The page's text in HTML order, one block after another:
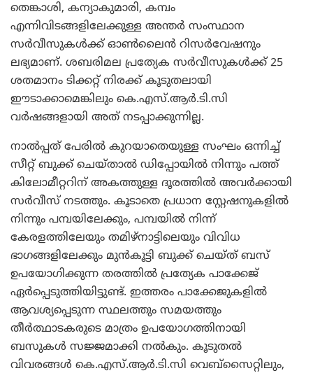
തെങ്കാശി, കന്യാകുമാരി, കമ്പം
എന്നിവിടങ്ങളിലേക്കുള്ള അന്തര്‍ സംസ്ഥാന
സര്‍വീസുകള്‍ക്ക് ഓണ്‍ലൈന്‍ റിസര്‍വേഷനും
ലഭ്യമാണ്. ശബരിമല പ്രത്യേക സര്‍വീസുകള്‍ക്ക് 25
ശതമാനം ടിക്കറ്റ് നിരക്ക് കൂടുതലായി
ഈടാക്കാമെങ്കിലും കെ.എസ്.ആര്‍.ടി.സി
വര്‍ഷങ്ങളായി അത് നടപ്പാക്കുന്നില്ല.
നാല്‍പ്പത് പേരില്‍ കുറയാതെയുള്ള സംഘം ഒന്നിച്ച്
സീറ്റ് ബുക്ക് ചെയ്താല്‍ ഡിപ്പോയില്‍ നിന്നും പത്ത്
കിലോമീറ്ററിന് അകത്തുള്ള ദൂരത്തില്‍ അവര്‍ക്കായി
സര്‍വീസ് നടത്തും. കൂടാതെ പ്രധാന സ്റ്റേഷനുകളില്‍
നിന്നും പമ്പയിലേക്കും, പമ്പയില്‍ നിന്ന്
കേരളത്തിലേയും തമിഴ്‌നാട്ടിലെയും വിവിധ
ഭാഗങ്ങളിലേക്കും മുന്‍കൂട്ടി ബുക്ക് ചെയ്ത് ബസ്
ഉപയോഗിക്കുന്ന തരത്തില്‍ പ്രത്യേക പാക്കേജ്
ഏര്‍പ്പെടുത്തിയിട്ടുണ്ട്. ഇത്തരം പാക്കേജുകളില്‍
ആവശ്യപ്പെടുന്ന സ്ഥലത്തും സമയത്തും
തീര്‍ത്ഥാടകരുടെ മാത്രം ഉപയോഗത്തിനായി
ബസുകള്‍ സജ്ജമാക്കി നല്‍കും. കൂടുതല്‍
വിവരങ്ങള്‍ കെ.എസ്.ആര്‍.ടി.സി വെബ്‌സൈറ്റിലും,